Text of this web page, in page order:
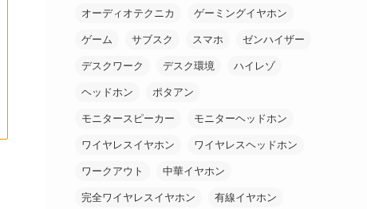
オーディオテクニカ ゲーミングイヤホン
ゲーム サブスク スマホ ゼンハイザー
デスクワーク デスク環境 ハイレゾ
ヘッドホン ポタアン
モニタースピーカー モニターヘッドホン
ワイヤレスイヤホン ワイヤレスヘッドホン
ワークアウト 中華イヤホン
完全ワイヤレスイヤホン 有線イヤホン